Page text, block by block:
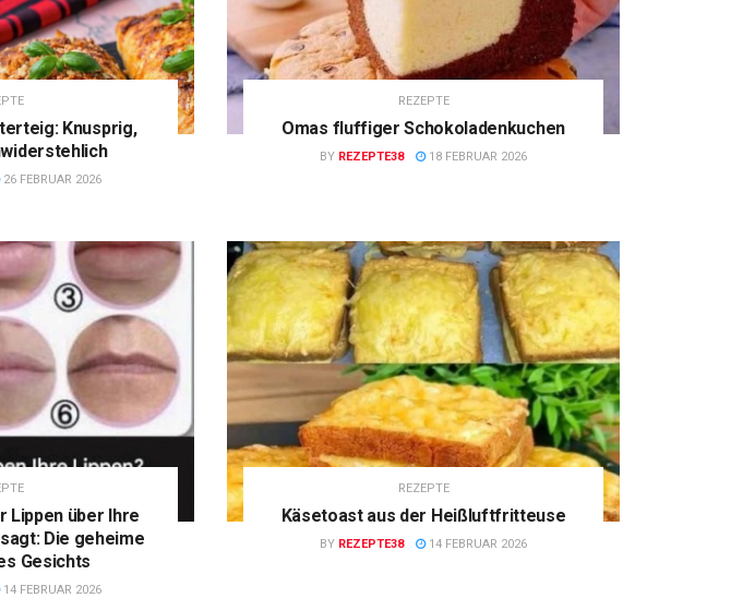
Knusprig,
26 FEBRUAR 2026
REZEPTE
Omas fluffiger Schokoladenkuchen
BY REZEPTE38 18 FEBRUAR 2026
Lippen über Ihre
Die geheime
Gesichts
14 FEBRUAR 2026
REZEPTE
Käsetoast aus der Heißluftfritteuse
BY REZEPTE38 14 FEBRUAR 2026